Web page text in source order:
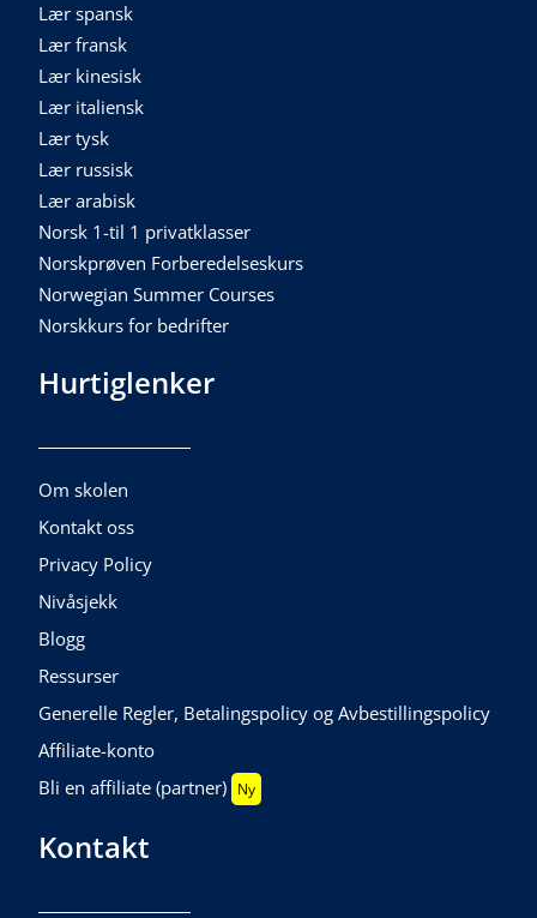
Lær spansk
Lær fransk
Lær kinesisk
Lær italiensk
Lær tysk
Lær russisk
Lær arabisk
Norsk 1-til 1 privatklasser
Norskprøven Forberedelseskurs
Norwegian Summer Courses
Norskkurs for bedrifter
Hurtiglenker
Om skolen
Kontakt oss
Privacy Policy
Nivåsjekk
Blogg
Ressurser
Generelle Regler, Betalingspolicy og Avbestillingspolicy
Affiliate-konto
Bli en affiliate (partner) Ny
Kontakt